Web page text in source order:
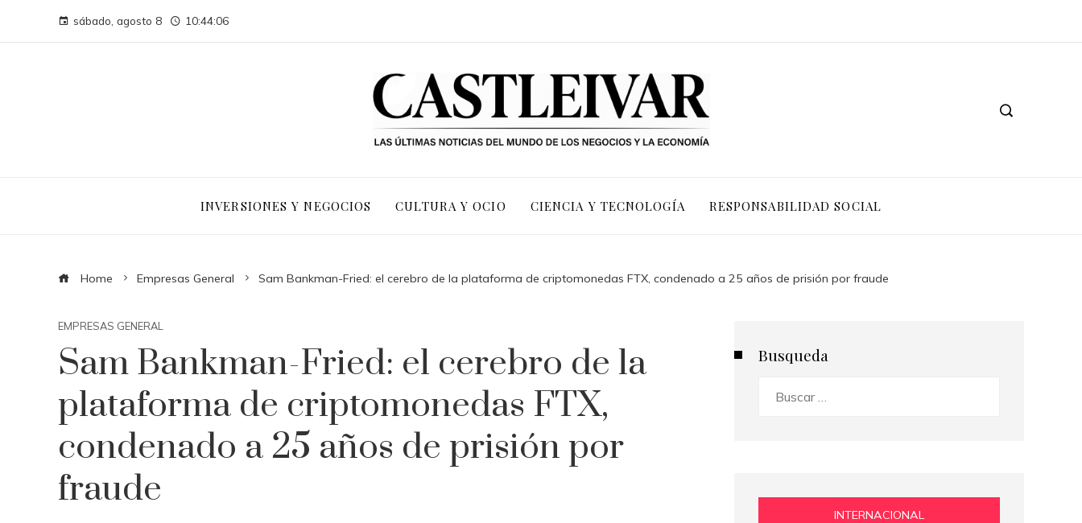
sábado, agosto 8 10:44:07
INVERSIONES Y NEGOCIOS CULTURA Y OCIO CIENCIA Y TECNOLOGÍA RESPONSABILIDAD SOCIAL
Home Empresas General Sam Bankman-Fried: el cerebro de la plataforma de criptomonedas FTX, condenado a 25 años de prisión por fraude
EMPRESAS GENERAL
Sam Bankman-Fried: el cerebro de la
plataforma de criptomonedas FTX,
condenado a 25 años de prisión por
fraude
Busqueda
INTERNACIONAL